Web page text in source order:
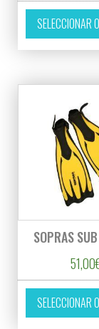
SELECCIONAR
SOPRAS
51,00
SELECCIONAR